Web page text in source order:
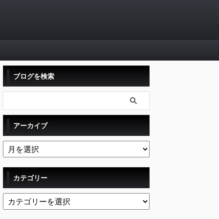
ブログを検索
アーカイブ
カテゴリー